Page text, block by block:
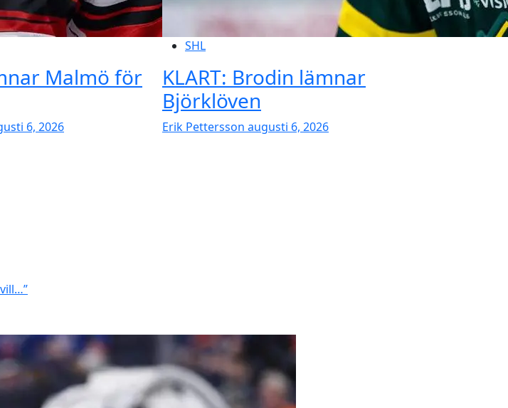
Malmö för
6, 2026
SHL
KLART: Brodin lämnar
Björklöven
Erik Pettersson augusti 6, 2026